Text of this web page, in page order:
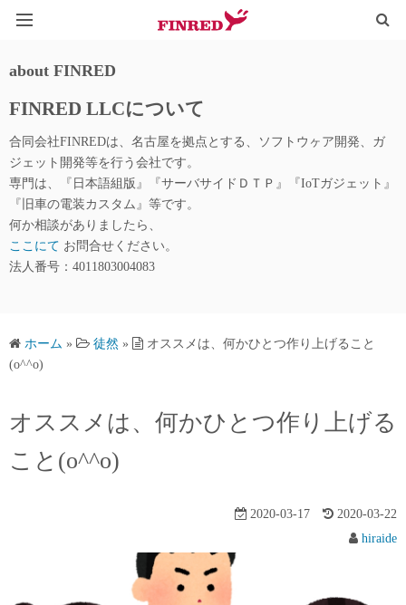
HOME
TYPOGRAPHY
IoT@WEB
LINE_QR
about FINRED
FINRED LLCについて
合同会社FINREDは、名古屋を拠点とする、ソフトウヶア開発、ガ
ジェット開発等を行う会社です。
専門は、『日本語組版』『サーバサイドＤＴＰ』『IoTガジェット』
『旧車の電装カスタム』等です。
何か相談がありましたら、
ここにて お問合せください。
法人番号：4011803004083
ホーム » 徒然 »
オススメは、何かひとつ作り上げること
(o^^o)
オススメは、何かひとつ作り上げる
こと(o^^o)
2020-03-17
2020-03-22
hiraide